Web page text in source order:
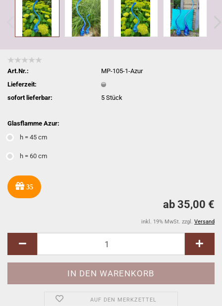
Art.Nr.:
MP-105-1-Azur
Lieferzeit:
sofort lieferbar:
5Stück
Glasflamme Azur:
h = 45 cm
h = 60 cm
35
ab 35,00 €
inkl. 19% MwSt. zzgl. Versand
AUF DEN MERKZETTEL